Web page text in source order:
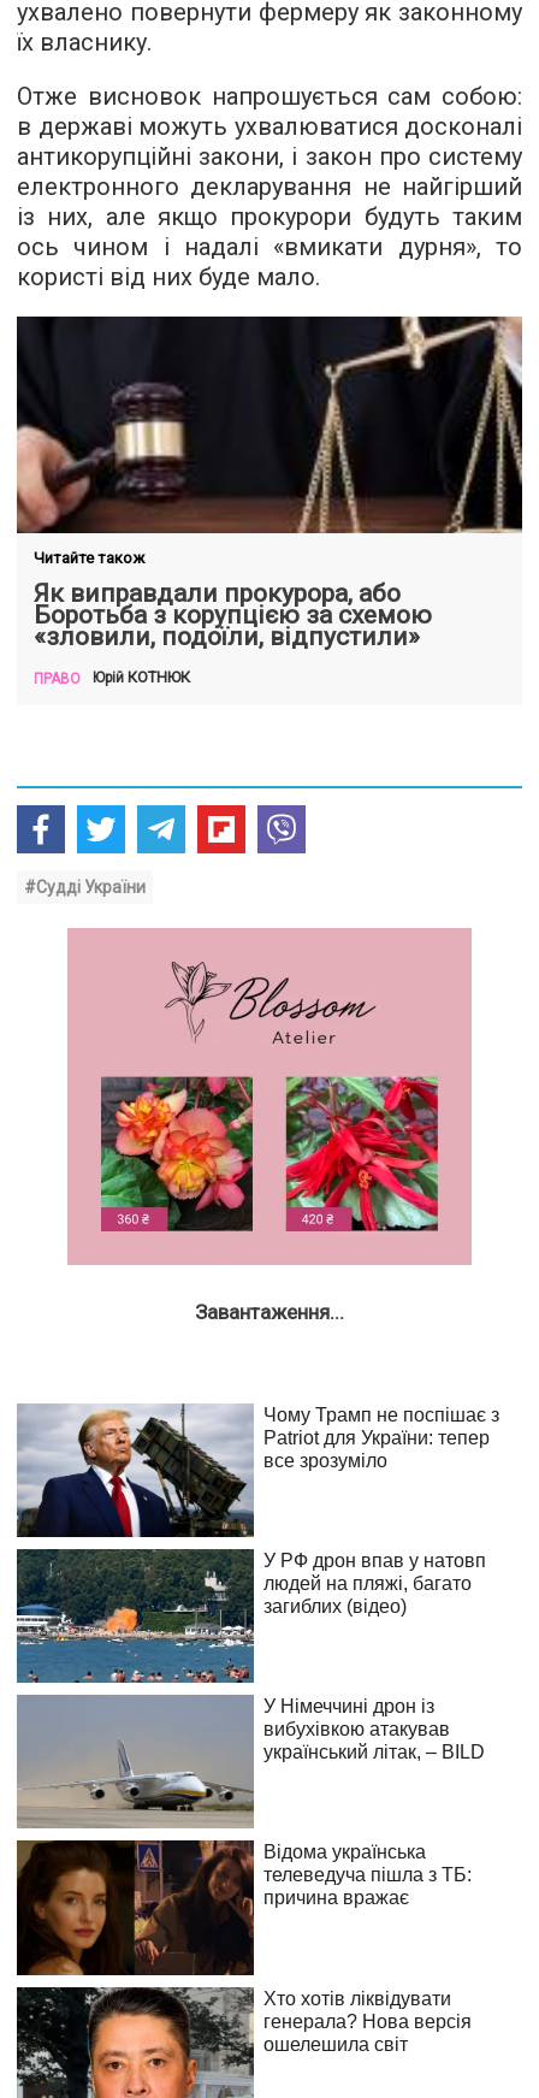
ухвалено повернути фермеру як законному
їх власнику.
Отже висновок напрошується сам собою:
в державі можуть ухвалюватися досконалі
антикорупційні закони, і закон про систему
електронного декларування не найгірший
із них, але якщо прокурори будуть таким
ось чином і надалі «вмикати дурня», то
користі від них буде мало.
Читайте також
Як виправдали прокурора, або
Боротьба з корупцією за схемою
«зловили, подоїли, відпустили»
ПРАВО Юрій КОТНЮК
#Судді України
Завантаження...